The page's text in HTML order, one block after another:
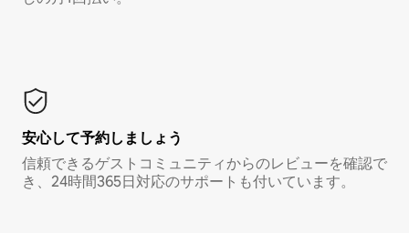
安心して予約しましょう
信頼できるゲストコミュニティからのレビューを確認で
き、24時間365日対応のサポートも付いています。